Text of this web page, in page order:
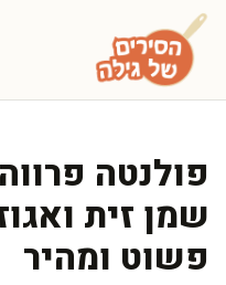
לדלג
לתוכן
פולנטה
שמן זית
פשוט ומהיר